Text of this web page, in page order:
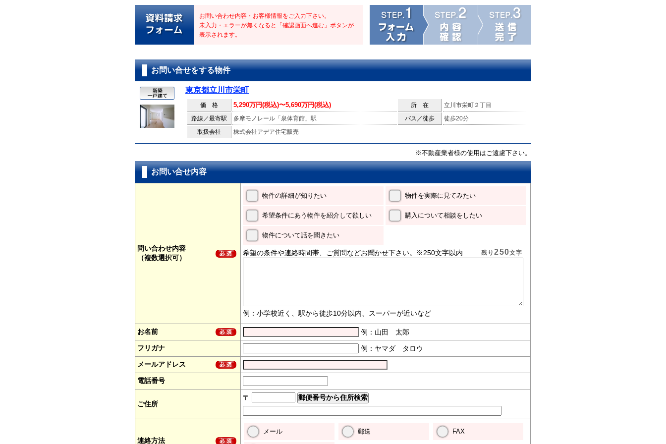
お問い合わせ内容・お客様情報をご入力下さい。
未入力・エラーが無くなると「確認画面へ進む」ボタンが
表示されます。
お問い合せをする物件
東京都立川市栄町
価 格 5,290万円(税込)〜5,690万円(税込) 所 在
立川市栄町２丁目
路線／最寄駅
多摩モノレール「泉体育館」駅 バス／徒歩
徒歩20分
取扱会社
株式会社アデア住宅販売
※不動産業者様の使用はご遠慮下さい。
お問い合せ内容
問い合わせ内容
（複数選択可）
物件の詳細が知りたい 物件を実際に見てみたい
希望条件にあう物件を紹介して欲しい 購入について相談をしたい
物件について話を聞きたい
希望の条件や連絡時間帯、ご質問などお聞かせ下さい。※250文字以内
例：小学校近く、駅から徒歩10分以内、スーパーが近いなど
残り250文字
お名前
例：山田 太郎
フリガナ
例：ヤマダ タロウ
メールアドレス
電話番号
ご住所
〒
連絡方法
メール 郵送 FAX